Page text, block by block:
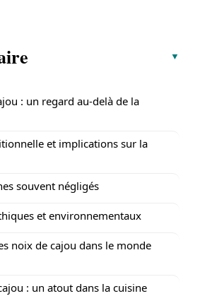
: un regard au-delà de la
et implications sur la
souvent négligés
et environnementaux
noix de cajou dans le monde
: un atout dans la cuisine